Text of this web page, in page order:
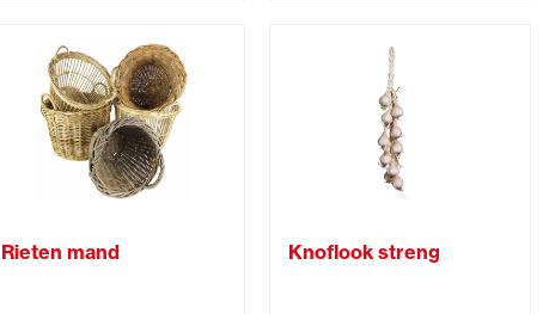
Rieten mand Knoflook streng